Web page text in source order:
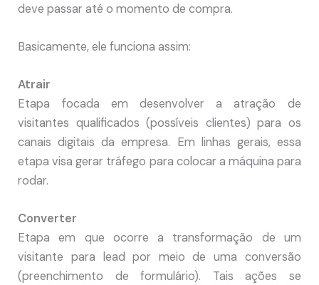
deve passar até o momento de compra.
Basicamente, ele funciona assim:
Atrair
Etapa focada em desenvolver a atração de
visitantes qualificados (possíveis clientes) para os
canais digitais da empresa. Em linhas gerais, essa
etapa visa gerar tráfego para colocar a máquina para
rodar.
Converter
Etapa em que ocorre a transformação de um
visitante para lead por meio de uma conversão
(preenchimento de formulário). Tais ações se